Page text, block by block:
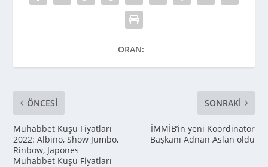
ORAN:
ÖNCESI
Muhabbet Kuşu Fiyatları
2022: Albino, Show Jumbo,
Rinbow, Japones
Muhabbet Kuşu Fiyatları
SONRAKI
İMMİB’in yeni Koordinatör
Başkanı Adnan Aslan oldu